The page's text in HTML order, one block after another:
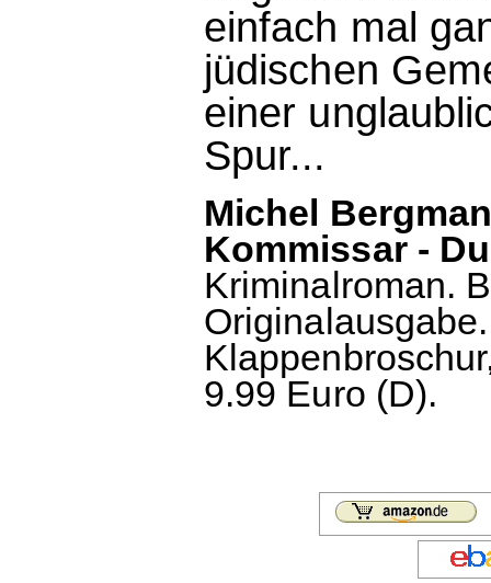
einfach mal
jüdischen
einer
Spur...
Michel
Kommissar -
Kriminalroman.
9.99 Euro (D).